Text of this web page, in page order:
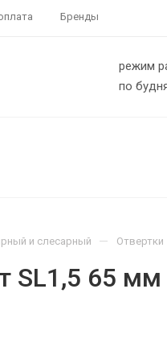
Бренды
режим
по
и слесарный — Отвертки
65 мм